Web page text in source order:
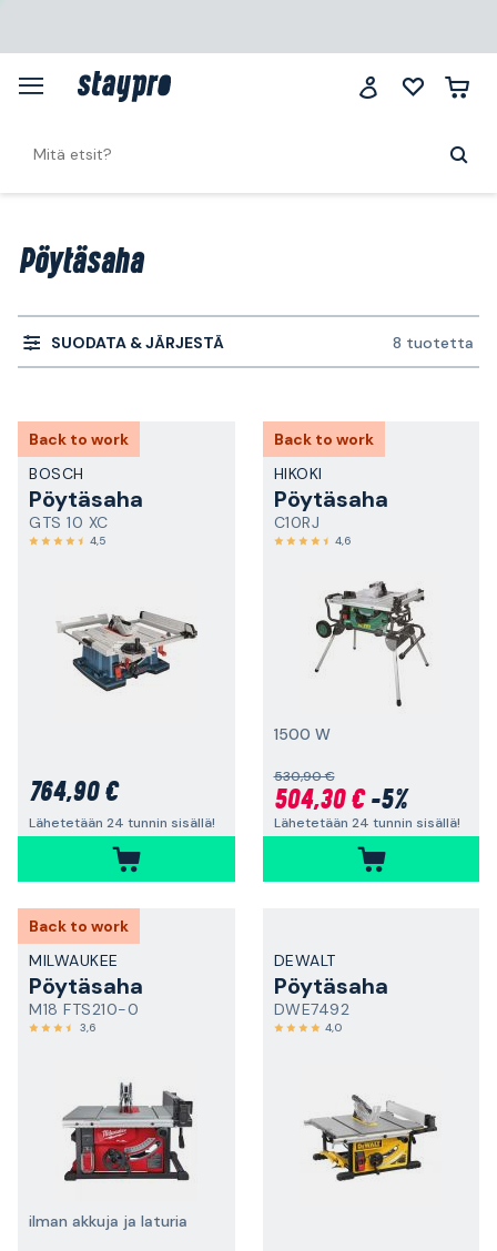
Pöytäsaha
SUODATA & JÄRJESTÄ 8 tuotetta
Back to work
BOSCH
Pöytäsaha
GTS 10 XC
4,5
764,90 €
Lähetetään 24 tunnin sisällä!
Back to work
HIKOKI
Pöytäsaha
C10RJ
4,6
1500 W
530,90 €
504,30 €-5%
Lähetetään 24 tunnin sisällä!
Back to work
MILWAUKEE
Pöytäsaha
M18 FTS210-0
3,6
ilman akkuja ja laturia
DEWALT
Pöytäsaha
DWE7492
4,0